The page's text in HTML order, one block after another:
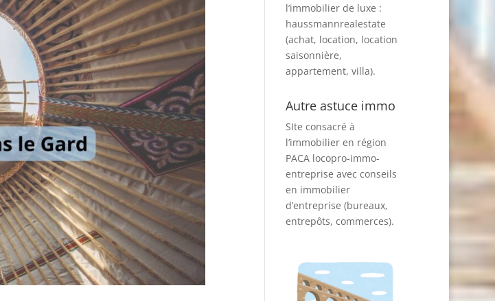
l’immobilier de luxe :
haussmannrealestate
(achat, location, location
saisonnière,
appartement, villa).
Autre astuce immo
SIte consacré à
l’immobilier en région
PACA locopro-immo-
entreprise avec conseils
en immobilier
d’entreprise (bureaux,
entrepôts, commerces).